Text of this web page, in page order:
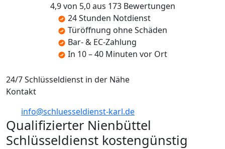
4,9 von 5,0 aus 173 Bewertungen
24 Stunden Notdienst
Türöffnung ohne Schäden
Bar- & EC-Zahlung
In 10 – 40 Minuten vor Ort
24/7 Schlüsseldienst in der Nähe
Kontakt
info@schluesseldienst-karl.de
Qualifizierter Nienbüttel
Schlüsseldienst kostengünstig